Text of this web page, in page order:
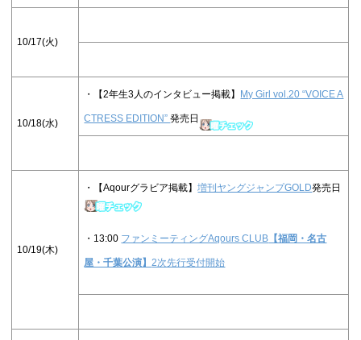
10/17(火)
10/18(水)
・【2年生3人のインタビュー掲載】 My Girl vol.20 “VOICE A
CTRESS EDITION”発売日
10/19(木)
・【Aqourグラビア掲載】増刊ヤングジャンプGOLD発売日
・13:00 ファンミーティングAqours CLUB 【福岡・名古
屋・千葉公演】2次先行受付開始